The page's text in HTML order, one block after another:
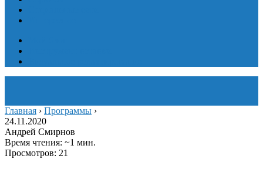
Главная › Программы ›
24.11.2020
Андрей Смирнов
Время чтения: ~1 мин.
Просмотров: 21